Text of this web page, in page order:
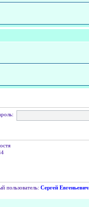
пользователь: Сергей Евгеньевич